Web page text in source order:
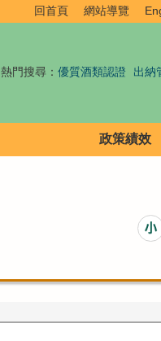
回首頁 網站導覽
熱門搜尋： 優質酒類認證 出納
政策績效